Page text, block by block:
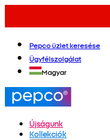
Pepco üzlet keresése
Ügyfélszolgálat
Magyar
Újságunk
Kollekciók